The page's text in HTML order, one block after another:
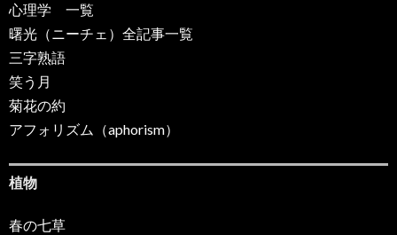
心理学 一覧
曙光（ニーチェ）全記事一覧
三字熟語
笑う月
菊花の約
アフォリズム（aphorism）
植物
春の七草